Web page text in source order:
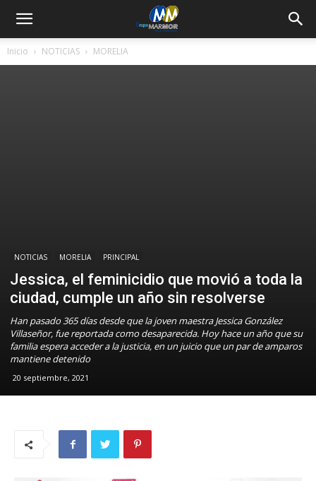
Inicio NOTICIAS MORELIA
NOTICIAS MORELIA PRINCIPAL
Jessica, el feminicidio que movió a toda la
ciudad, cumple un año sin resolverse
Han pasado 365 días desde que la joven maestra Jessica González
Villaseñor, fue reportada como desaparecida. Hoy hace un año que su
familia espera acceder a la justicia, en un juicio que un par de amparos
mantiene detenido
20 septiembre, 2021